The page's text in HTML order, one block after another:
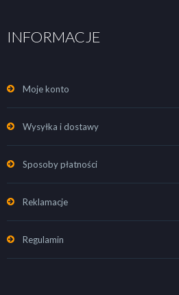
INFORMACJE
Moje konto
Wysyłka i dostawy
Sposoby płatności
Reklamacje
Regulamin